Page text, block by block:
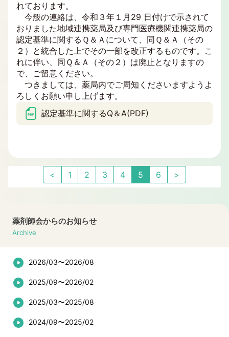
れております。
今般の連絡は、令和３年１月29 日付けで示されて
おりました地域連携薬局及び専門医療機関連携薬局の
認定基準に関するＱ＆Ａについて、同Ｑ＆Ａ（その
２）と統合した上でその一部を改正するものです。こ
れに伴い、同Ｑ＆Ａ（その２）は廃止となりますの
で、ご留意ください。
つきましては、薬局内でご周知くださいますようよ
ろしくお願い申し上げます。
認定基準に関するQ＆A(PDF)
< 1 2 3 4 5 6 >
薬剤師会からのお知らせ
Archive
2026/03〜2026/08
2025/09〜2026/02
2025/03〜2025/08
2024/09〜2025/02